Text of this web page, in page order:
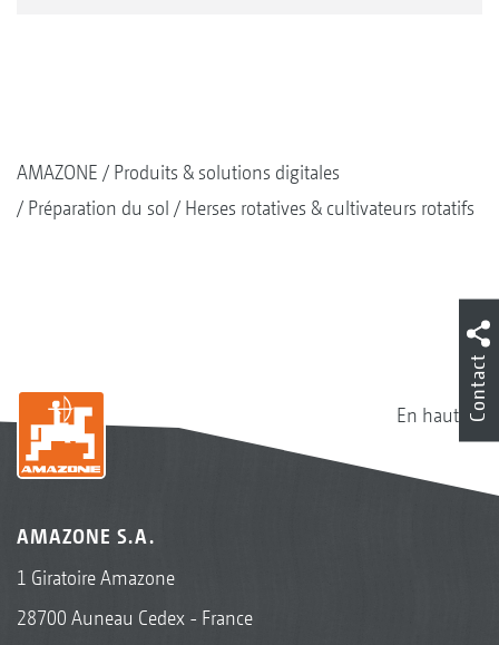
AMAZONE
Produits & solutions digitales
Préparation du sol
Herses rotatives & cultivateurs rotatifs
En haut
AMAZONE S.A.
1 Giratoire Amazone
28700 Auneau Cedex - France
Contact